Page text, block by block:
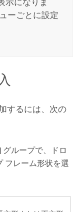
ーごとに設定
するには、次の
グループで、ドロ
フレーム形状を選